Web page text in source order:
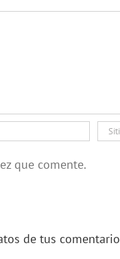
que comente.
de tus